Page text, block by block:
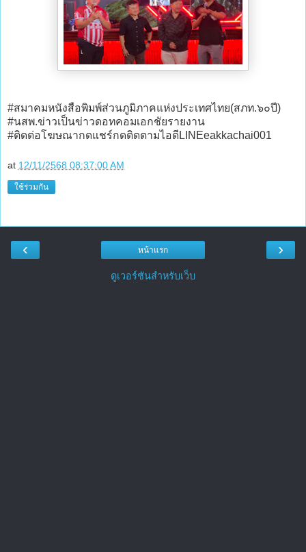
#สมาคมหนังสือพิมพ์ส่วนภูมิภาคแห่งประเทศไทย(สภท.๖๐ปี)
#นสพ.ข่าวเป็นข่าวดอทคอมเอกชัยรายงาน
#ติดต่อโฆษณากดแชร์กดติดตามไอดีLINEeakkachai001
at 12/11/2568 08:37:00 AM
ใช้ร่วมกัน
‹ ›
หน้าแรก
ดูเวอร์ชันสำหรับเว็บ